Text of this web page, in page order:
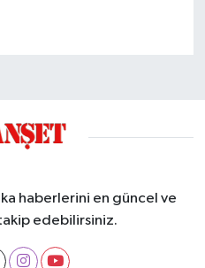
haberlerini en güncel ve
edebilirsiniz.